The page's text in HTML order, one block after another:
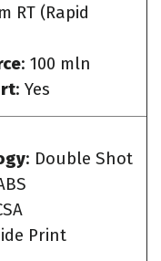
RT (Rapid
: 100 mln
: Yes
: Double Shot
Print